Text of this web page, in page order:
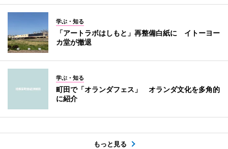
学ぶ・知る
「アートラボはしもと」再整備白紙に イトーヨー
カ堂が撤退
学ぶ・知る
町田で「オランダフェス」 オランダ文化を多角的
に紹介
もっと見る